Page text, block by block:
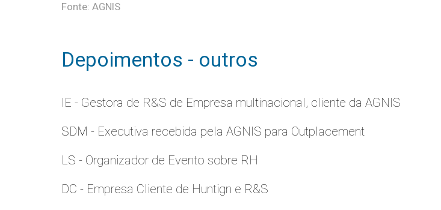
Fonte: AGNIS
Depoimentos - outros
IE - Gestora de R&S de Empresa multinacional, cliente da AGNIS
SDM - Executiva recebida pela AGNIS para Outplacement
LS - Organizador de Evento sobre RH
DC - Empresa Cliente de Huntign e R&S